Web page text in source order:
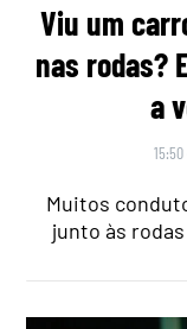
Viu um
nas rodas?
a
Muitos
junto às